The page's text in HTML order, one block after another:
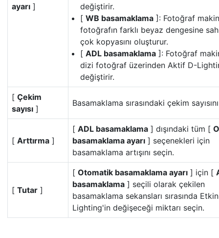
ayarı ]
değiştirir.
[ WB basamaklama ]: Fotoğraf
fotoğrafın farklı beyaz dengesine
çok kopyasını oluşturur.
[ ADL basamaklama ]: Fotoğraf
dizi fotoğraf üzerinden Aktif D-
değiştirir.
[ Çekim
sayısı ]
Basamaklama sırasındaki çekim
[ Arttırma ]
[ ADL basamaklama ] dışındaki tüm [
basamaklama ayarı ] seçenekleri için
basamaklama artışını seçin.
[ Tutar ]
[ Otomatik basamaklama ayarı ] için [
basamaklama ] seçili olarak çekilen
basamaklama sekansları sırasında
Lighting'in değişeceği miktarı seçin.